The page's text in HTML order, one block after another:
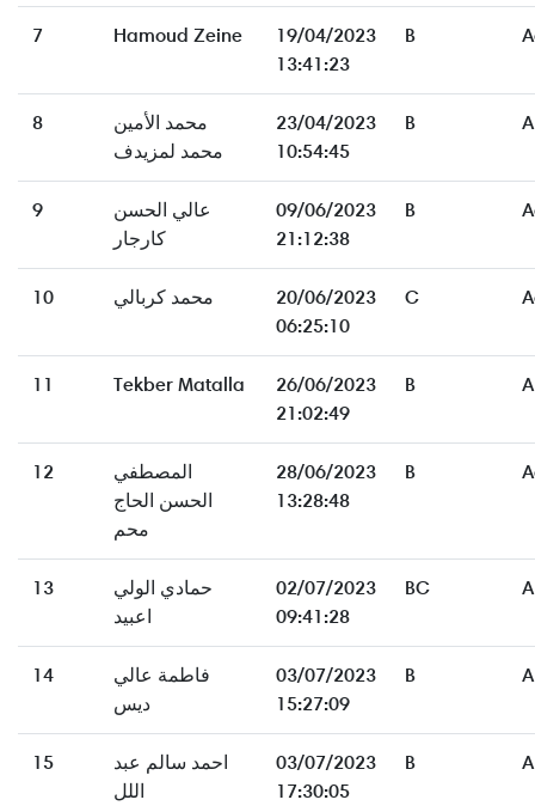
7 Hamoud Zeine
19/04/2023
13:41:23
B
8
محمد الأمين
محمد لمزيدف
23/04/2023
10:54:45
B
9
عالي الحسن
كارجار
09/06/2023
21:12:38
B
10 محمد كربالي
20/06/2023
06:25:10
C
11 Tekber Matalla
26/06/2023
21:02:49
B
12
المصطفي
الحسن الحاج
محم
28/06/2023
13:28:48
B
13
حمادي الولي
اعبيد
02/07/2023
09:41:28
BC
14
فاطمة عالي
ديس
03/07/2023
15:27:09
B
15
احمد سالم عبد
اللل
03/07/2023
17:30:05
B